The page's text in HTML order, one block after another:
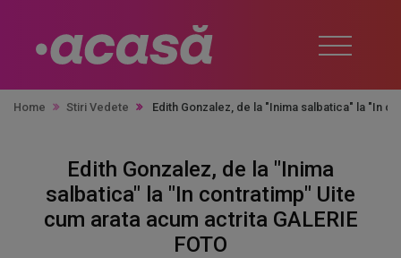
Home Stiri Vedete Edith Gonzalez, de la "Inima salbatica" la "In
Edith Gonzalez, de la "Inima
salbatica" la "In contratimp" Uite
cum arata acum actrita GALERIE
FOTO